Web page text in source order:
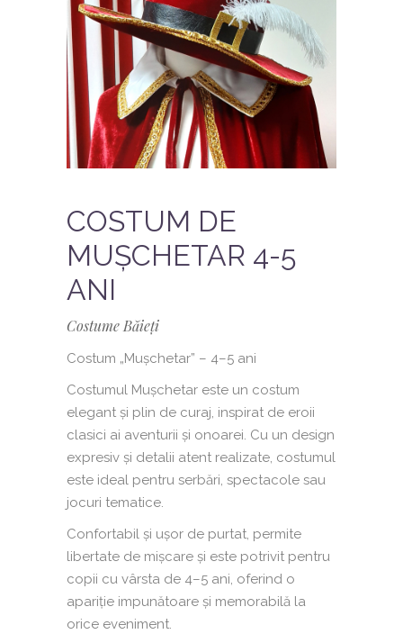
COSTUM DE
MUȘCHETAR 4-5
ANI
Costume Băieți
Costum „Mușchetar” – 4–5 ani
Costumul Mușchetar este un costum
elegant și plin de curaj, inspirat de eroii
clasici ai aventurii și onoarei. Cu un design
expresiv și detalii atent realizate, costumul
este ideal pentru serbări, spectacole sau
jocuri tematice.
Confortabil și ușor de purtat, permite
libertate de mișcare și este potrivit pentru
copii cu vârsta de 4–5 ani, oferind o
apariție impunătoare și memorabilă la
orice eveniment.